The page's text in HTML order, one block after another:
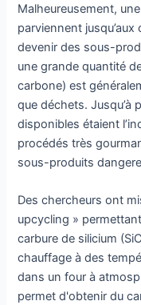
Malheureusement,
parviennent
devenir des sous-
une grande quantité
carbone) est
que déchets. Jusqu’à
disponibles étaient
procédés très
sous-produits
Des chercheurs ont
upcycling »
carbure de silicium
chauffage à des
dans un four à
permet d'obtenir du